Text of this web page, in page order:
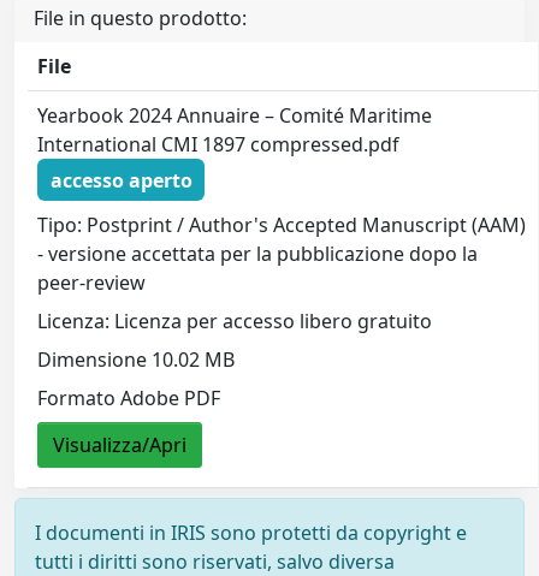
File in questo prodotto:
File
Yearbook 2024 Annuaire – Comité Maritime
International CMI 1897 compressed.pdf
accesso aperto
Tipo: Postprint / Author's Accepted Manuscript (AAM)
- versione accettata per la pubblicazione dopo la
peer-review
Licenza: Licenza per accesso libero gratuito
Dimensione 10.02 MB
Formato Adobe PDF
Visualizza/Apri
I documenti in IRIS sono protetti da copyright e
tutti i diritti sono riservati, salvo diversa